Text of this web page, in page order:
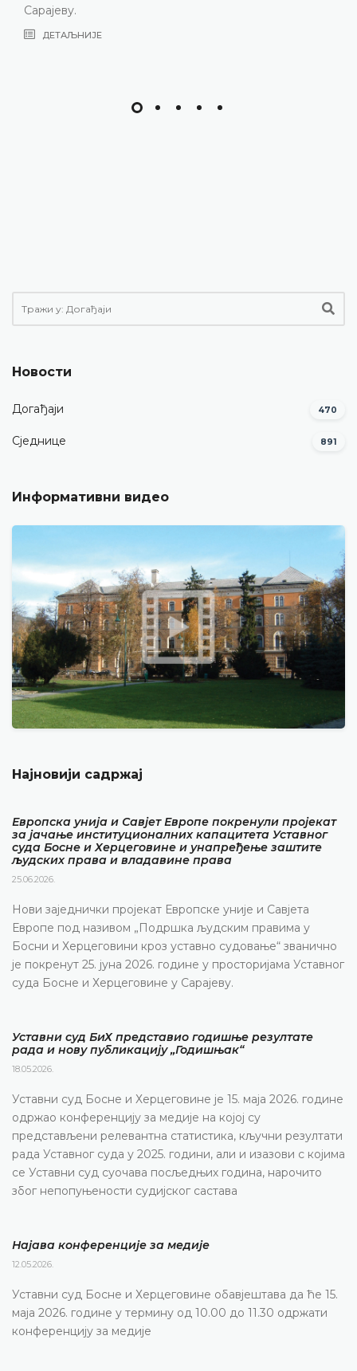
Сарајеву.
ДЕТАЉНИЈЕ
Новости
Догађаји 470
Сједнице 891
Информативни видео
Најновији садржај
Европска унија и Савјет Европе покренули пројекат
за јачање институционалних капацитета Уставног
суда Босне и Херцеговине и унапређење заштите
људских права и владавине права
25.06.2026.
Нови заједнички пројекат Европске уније и Савјета
Европе под називом „Подршка људским правима у
Босни и Херцеговини кроз уставно судовање“ званично
је покренут 25. јуна 2026. године у просторијама Уставног
суда Босне и Херцеговине у Сарајеву.
Уставни суд БиХ представио годишње резултате
рада и нову публикацију „Годишњак“
18.05.2026.
Уставни суд Босне и Херцеговине је 15. маја 2026. године
одржао конференцију за медије на којој су
представљени релевантна статистика, кључни резултати
рада Уставног суда у 2025. години, али и изазови с којима
се Уставни суд суочава посљедњих година, нарочито
због непопуњености судијског састава
Најава конференције за медије
12.05.2026.
Уставни суд Босне и Херцеговине обавјештава да ће 15.
маја 2026. године у термину од 10.00 до 11.30 одржати
конференцију за медије